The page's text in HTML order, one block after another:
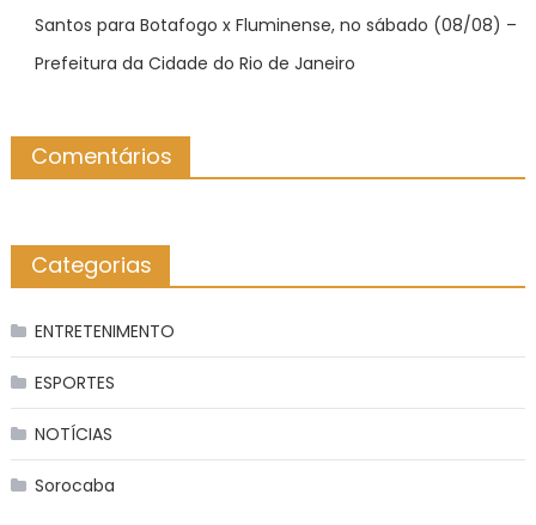
Santos para Botafogo x Fluminense, no sábado (08/08) –
Prefeitura da Cidade do Rio de Janeiro
Comentários
Categorias
ENTRETENIMENTO
ESPORTES
NOTÍCIAS
Sorocaba